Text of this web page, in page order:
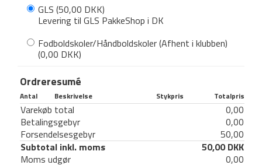
GLS (50,00 DKK)
Levering til GLS PakkeShop i DK
Fodboldskoler/Håndboldskoler (Afhent i klubben)
(0,00 DKK)
Ordreresumé
Antal Beskrivelse Stykpris Totalpris
Varekøb total
0,00
Betalingsgebyr
0,00
Forsendelsesgebyr
50,00
Subtotal inkl. moms
50,00 DKK
Moms udgør
0,00